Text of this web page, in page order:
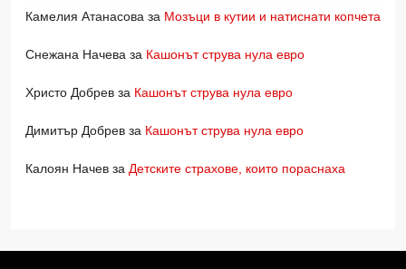
Камелия Атанасова за Мозъци в кутии и натиснати копчета
Снежана Начева за Кашонът струва нула евро
Христо Добрев за Кашонът струва нула евро
Димитър Добрев за Кашонът струва нула евро
Калоян Начев за Детските страхове, които пораснаха